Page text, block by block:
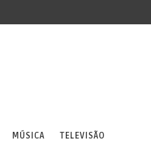
MÚSICA TELEVISÃO